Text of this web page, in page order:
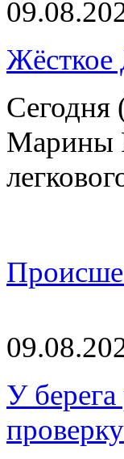
Жёсткое
Сегодня
Марины
У
проверку